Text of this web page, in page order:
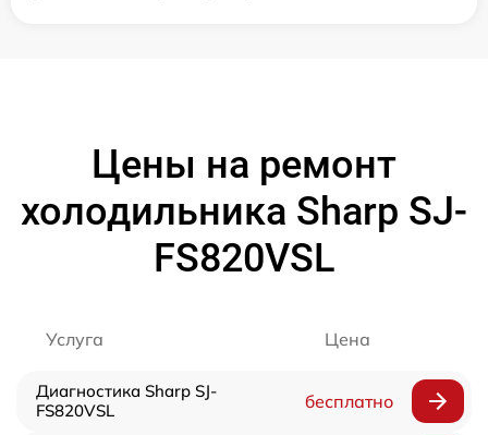
Цены на ремонт
холодильника Sharp SJ-
FS820VSL
Услуга Цена
Диагностика Sharp SJ-
FS820VSL
бесплатно